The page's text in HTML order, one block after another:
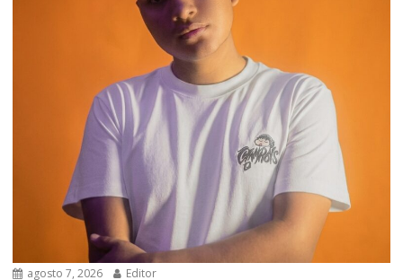
agosto 7, 2026 Editor